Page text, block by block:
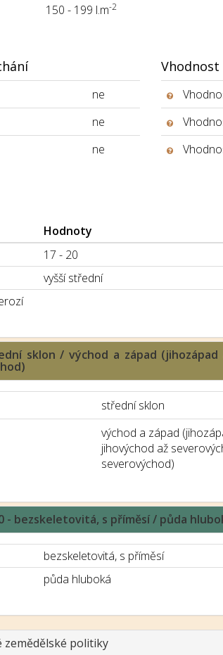
150 - 199 l.m-2
ne
ne
ne
Hodnoty
17 - 20
vyšší střední
sklon / východ a západ (jihozápad
střední sklon
východ a západ
jihovýchod až
severovýchod)
- bezskeletovitá, s příměsí / půda
bezskeletovitá, s příměsí
půda hluboká
zemědělské politiky